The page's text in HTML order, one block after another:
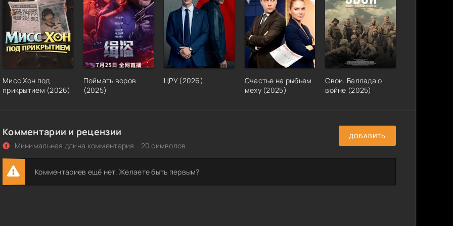
Мисс Хон под
прикрытием (2026)
Поймать воров
(2025)
ЦРУ (2026)
Счастье на рыбьем
меху (2025)
Свои. Баллада о
войне (2025)
Комментарии и рецензии
Минимальная длина комментария - 20 символов.
ДОБАВИТЬ
Комментариев ещё нет. Желаете быть первым?